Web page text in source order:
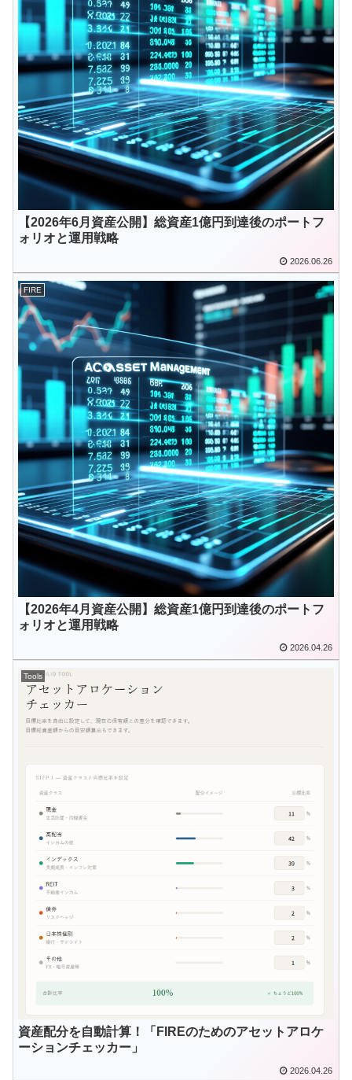
【2026年6月資産公開】総資産1億円到達後のポートフ
ォリオと運用戦略
2026.06.26
FIRE
【2026年4月資産公開】総資産1億円到達後のポートフ
ォリオと運用戦略
2026.04.26
Tools
資産配分を自動計算！「FIREのためのアセットアロケ
ーションチェッカー」
2026.04.26